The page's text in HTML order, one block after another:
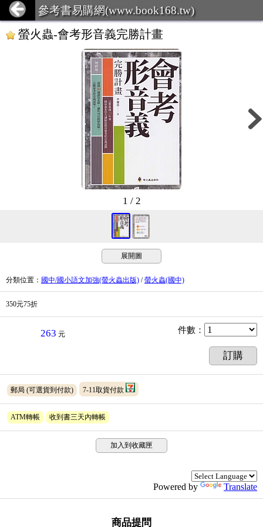
參考書易購網(www.book168.tw)
螢火蟲-會考形音義完勝計畫
1 / 2
展開圖
分類位置 ： 國中/國小語文加強(螢火蟲出版) /螢火蟲(國中)
350元75折
263 元 件數 ：
訂購
郵局 (可選貨到付款) 7-11取貨付款
ATM轉帳 收到書三天內轉帳
加入到收藏匣
Powered by Translate
商品提問